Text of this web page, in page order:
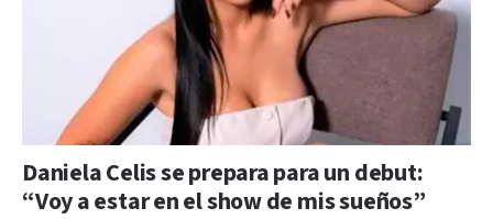
Daniela Celis se prepara para un debut:
“Voy a estar en el show de mis sueños”